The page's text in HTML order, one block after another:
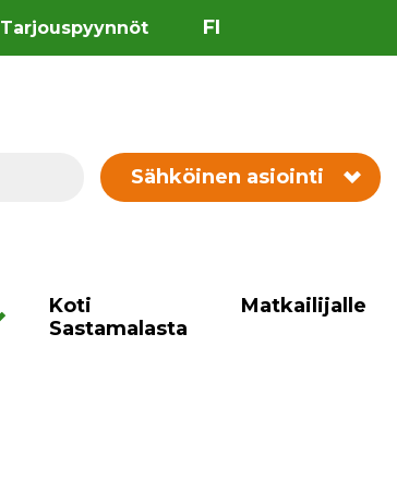
Tarjouspyynnöt FI
Sähköinen asiointi
Koti
Sastamalasta
Matkailijalle